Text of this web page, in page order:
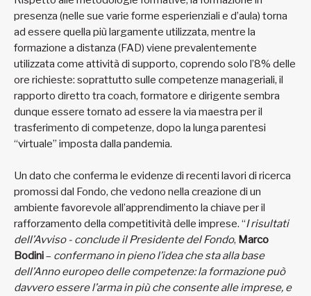
presenza (nelle sue varie forme esperienziali e d’aula) torna
ad essere quella più largamente utilizzata, mentre la
formazione a distanza (FAD) viene prevalentemente
utilizzata come attività di supporto, coprendo solo l’8% delle
ore richieste: soprattutto sulle competenze manageriali, il
rapporto diretto tra coach, formatore e dirigente sembra
dunque essere tornato ad essere la via maestra per il
trasferimento di competenze, dopo la lunga parentesi
“virtuale” imposta dalla pandemia.
Un dato che conferma le evidenze di recenti lavori di ricerca
promossi dal Fondo, che vedono nella creazione di un
ambiente favorevole all’apprendimento la chiave per il
rafforzamento della competitività delle imprese. “I risultati
dell’Avviso - conclude il Presidente del Fondo, Marco
Bodini– confermano in pieno l’idea che sta alla base
dell’Anno europeo delle competenze: la formazione può
davvero essere l’arma in più che consente alle imprese, e